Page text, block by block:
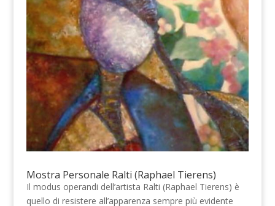
Mostra Personale Ralti (Raphael Tierens)
Il modus operandi dell’artista Ralti (Raphael Tierens) è
quello di resistere all’apparenza sempre più evidente